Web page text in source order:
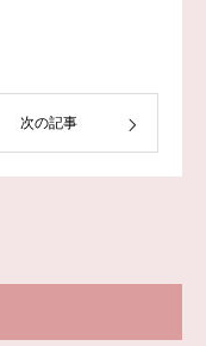
次の記事